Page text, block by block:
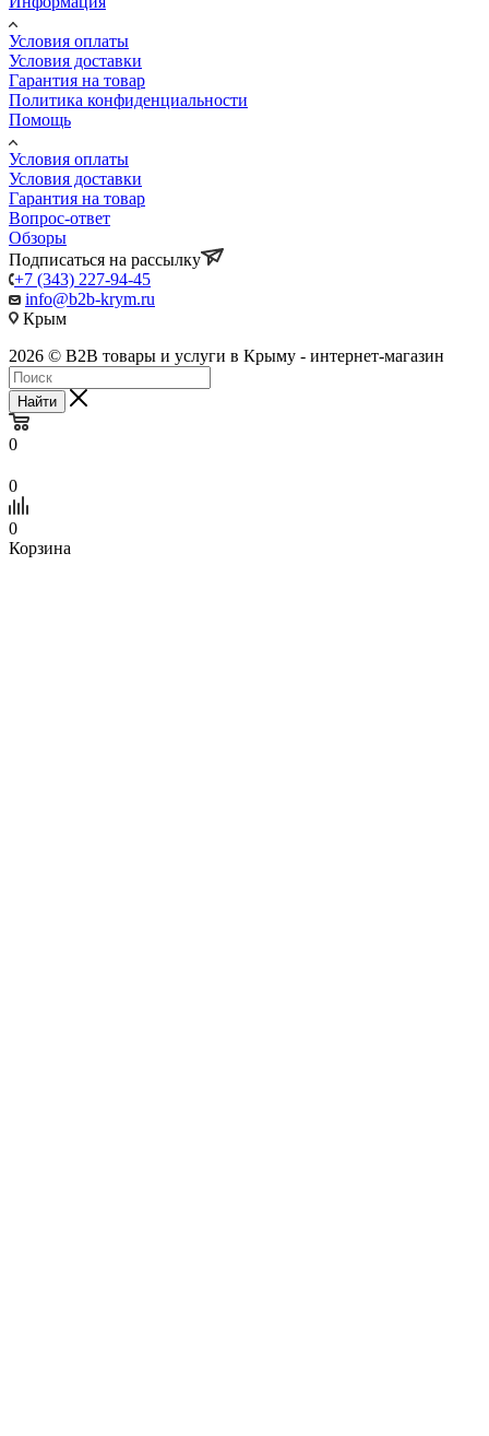
Условия оплаты
Условия доставки
Гарантия на товар
Политика конфиденциальности
Помощь
Условия оплаты
Условия доставки
Гарантия на товар
Вопрос-ответ
Обзоры
Подписаться на рассылку
+7 (343) 227-94-45
info@b2b-krym.ru
Крым
2026 © B2B товары и услуги в Крыму - интернет-магазин
Найти
0
0
0
Корзина